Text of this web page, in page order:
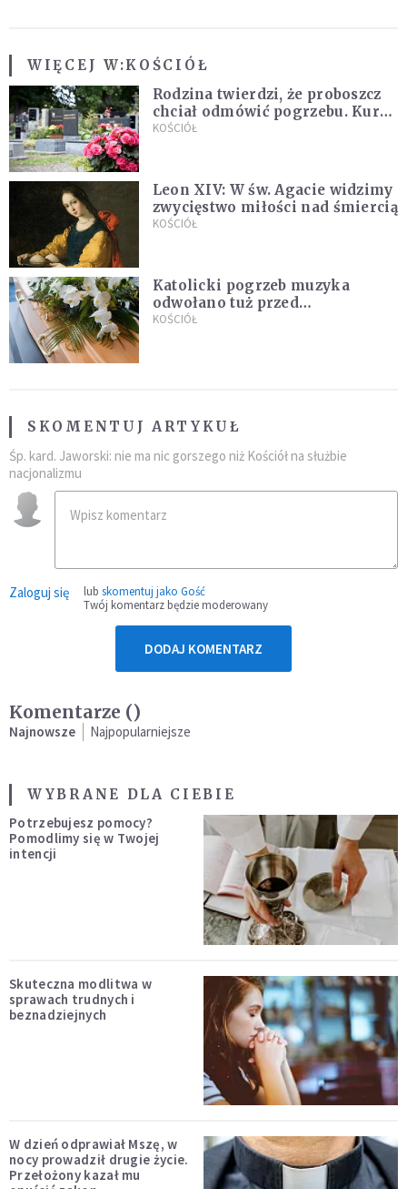
WIĘCEJ W:KOŚCIÓŁ
Rodzina twierdzi, że proboszcz
chciał odmówić pogrzebu. Kuria
zapowiada wyjaśnienia
KOŚCIÓŁ
Leon XIV: W św. Agacie widzimy
zwycięstwo miłości nad śmiercią
KOŚCIÓŁ
Katolicki pogrzeb muzyka
odwołano tuż przed
uroczystością. Powodem była
KOŚCIÓŁ
SKOMENTUJ ARTYKUŁ
Śp. kard. Jaworski: nie ma nic gorszego niż Kościół na służbie
nacjonalizmu
Zaloguj się lub skomentuj jako Gość
Twój komentarz będzie moderowany
DODAJ KOMENTARZ
Komentarze ()
Najnowsze Najpopularniejsze
WYBRANE DLA CIEBIE
Potrzebujesz pomocy?
Pomodlimy się w Twojej
intencji
Skuteczna modlitwa w
sprawach trudnych i
beznadziejnych
W dzień odprawiał Mszę, w
nocy prowadził drugie życie.
Przełożony kazał mu